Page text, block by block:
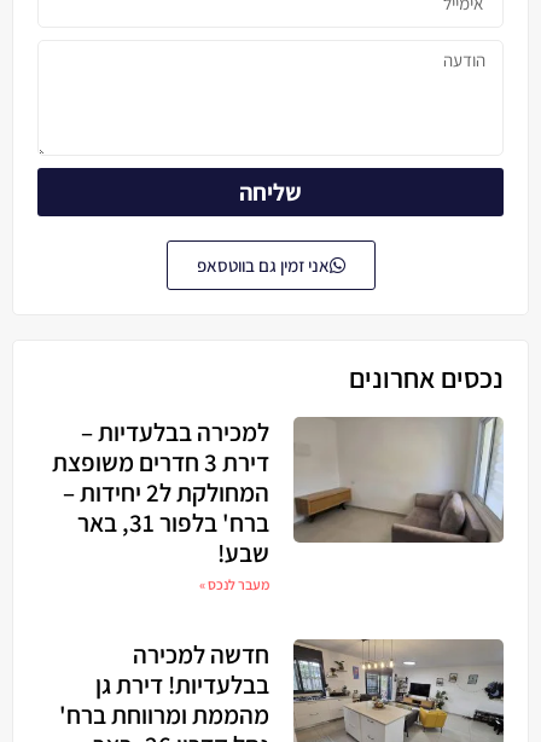
שליחה
אני זמין גם בווטסאפ
נכסים אחרונים
למכירה בבלעדיות –
דירת 3 חדרים משופצת
המחולקת ל2 יחידות –
ברח' בלפור 31, באר
שבע!
מעבר לנכס »
חדשה למכירה
בבלעדיות! דירת גן
מהממת ומרווחת ברח'